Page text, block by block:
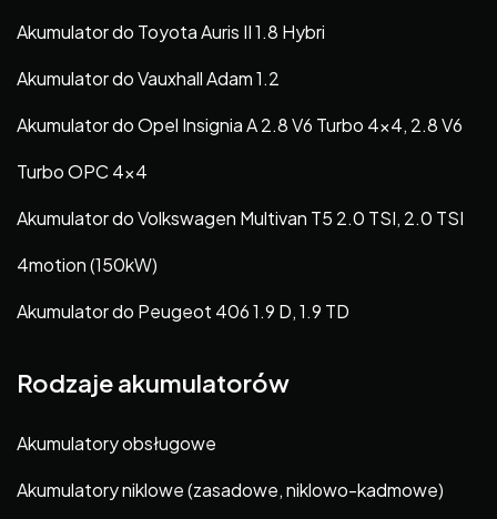
Akumulator do Toyota Auris II 1.8 Hybri
Akumulator do Vauxhall Adam 1.2
Akumulator do Opel Insignia A 2.8 V6 Turbo 4×4, 2.8 V6
Turbo OPC 4×4
Akumulator do Volkswagen Multivan T5 2.0 TSI, 2.0 TSI
4motion (150kW)
Akumulator do Peugeot 406 1.9 D, 1.9 TD
Rodzaje akumulatorów
Akumulatory obsługowe
Akumulatory niklowe (zasadowe, niklowo-kadmowe)